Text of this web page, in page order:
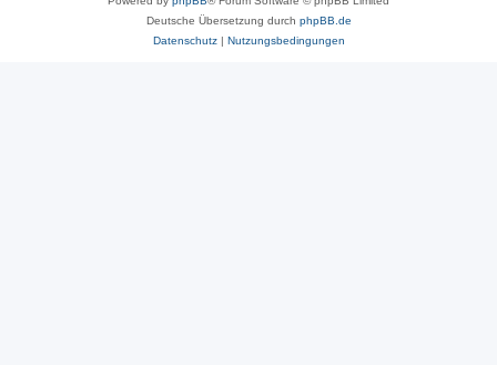
Deutsche Übersetzung durch phpBB.de
Datenschutz| Nutzungsbedingungen